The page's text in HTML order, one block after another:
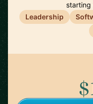
starting
Leadership